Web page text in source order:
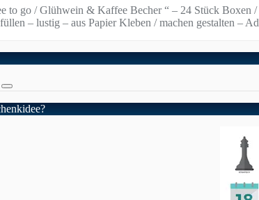
to go / Glühwein & Kaffee Becher “ – 24 Stück
– lustig – aus Papier Kleben / machen gestalten –